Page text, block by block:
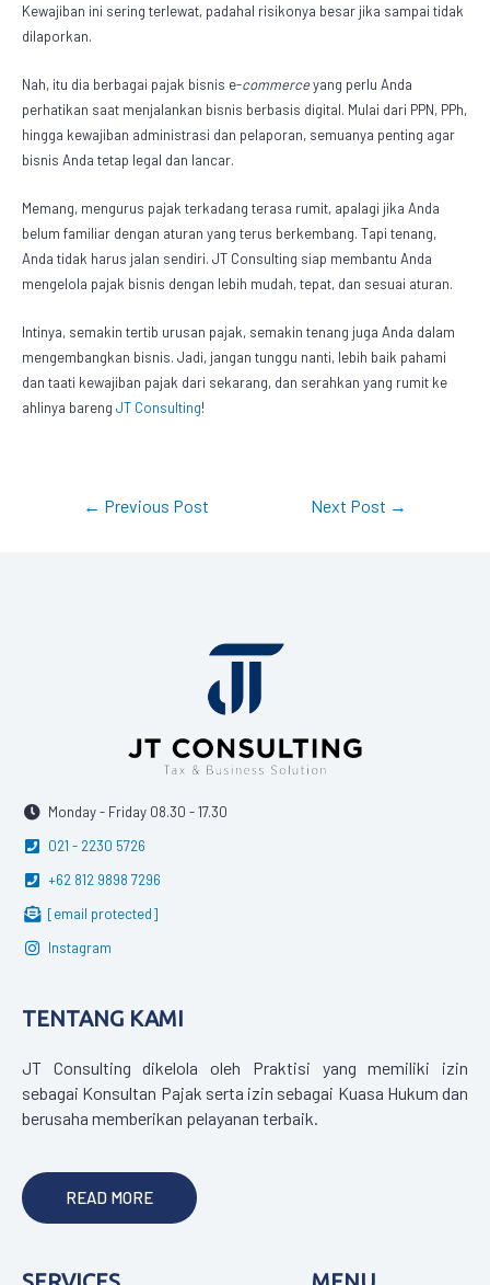
Kewajiban ini sering terlewat, padahal risikonya besar jika sampai tidak
dilaporkan.
Nah, itu dia berbagai pajak bisnis e-commerceyang perlu Anda
perhatikan saat menjalankan bisnis berbasis digital. Mulai dari PPN, PPh,
hingga kewajiban administrasi dan pelaporan, semuanya penting agar
bisnis Anda tetap legal dan lancar.
Memang, mengurus pajak terkadang terasa rumit, apalagi jika Anda
belum familiar dengan aturan yang terus berkembang. Tapi tenang,
Anda tidak harus jalan sendiri. JT Consulting siap membantu Anda
mengelola pajak bisnis dengan lebih mudah, tepat, dan sesuai aturan.
Intinya, semakin tertib urusan pajak, semakin tenang juga Anda dalam
mengembangkan bisnis. Jadi, jangan tunggu nanti, lebih baik pahami
dan taati kewajiban pajak dari sekarang, dan serahkan yang rumit ke
ahlinya barengJT Consulting!
← Previous Post Next Post →
Monday - Friday 08.30 - 17.30
021 - 2230 5726
+62 812 9898 7296
[email protected]
Instagram
TENTANG KAMI
JT Consulting dikelola oleh Praktisi yang memiliki izin
sebagai Konsultan Pajak serta izin sebagai Kuasa Hukum dan
berusaha memberikan pelayanan terbaik.
READ MORE